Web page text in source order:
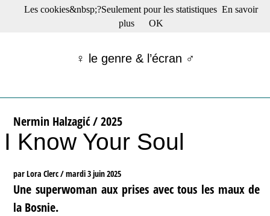
☰ Menu
Films récents
Tribunes
Bloc-notes
Archives
S’abonner à la Lettre !
♀ le genre & l’écran ♂
Nermin Halzagić / 2025
I Know Your Soul
par Lora Clerc /mardi 3 juin 2025
Une superwoman aux prises avec tous les maux de
la Bosnie.
Les cookies&nbsp;?Seulement pour les statistiques En savoir
plus
OK